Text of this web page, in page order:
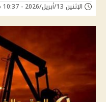
الإثنين 13/أبريل/2026 - 10:37 م